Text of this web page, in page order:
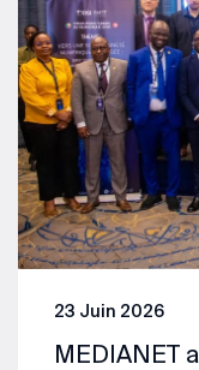
23 Juin 2026
MEDIANET